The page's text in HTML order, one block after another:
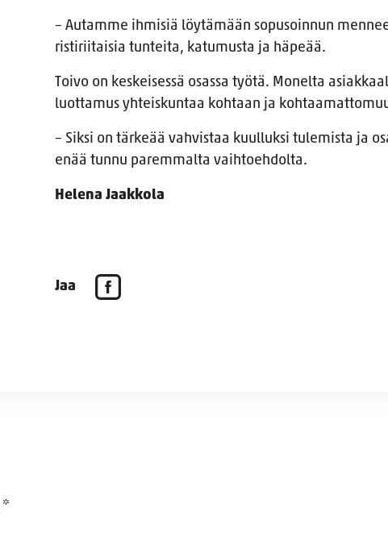
– Autamme ihmisiä löytämään sopusoinnun
ristiriitaisia tunteita, katumusta ja häpeää.
Toivo on keskeisessä osassa työtä. Monelta
luottamus yhteiskuntaa kohtaan ja
– Siksi on tärkeää vahvistaa kuulluksi tulemista ja
enää tunnu paremmalta vaihtoehdolta.
Helena Jaakkola
Jaa
*